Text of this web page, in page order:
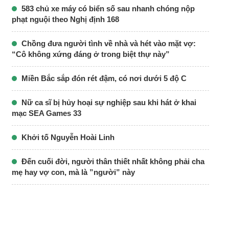
583 chủ xe máy có biển số sau nhanh chóng nộp
phạt nguội theo Nghị định 168
Chồng đưa người tình về nhà và hét vào mặt vợ:
“Cô không xứng đáng ở trong biệt thự này”
Miền Bắc sắp đón rét đậm, có nơi dưới 5 độ C
Nữ ca sĩ bị hủy hoại sự nghiệp sau khi hát ở khai
mạc SEA Games 33
Khởi tố Nguyễn Hoài Linh
Đến cuối đời, người thân thiết nhất không phải cha
mẹ hay vợ con, mà là ”người” này